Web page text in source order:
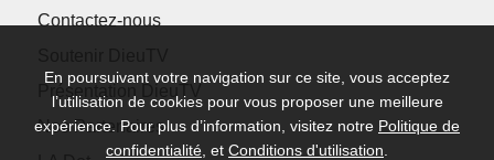
Contactez-nous
Présentation DieuTV
Nos Partenaires
En poursuivant votre navigation sur ce site, vous acceptez
l’utilisation de cookies pour vous proposer une meilleure
expérience. Pour plus d’information, visitez notre Politique de
confidentialité , et Conditions d'utilisation